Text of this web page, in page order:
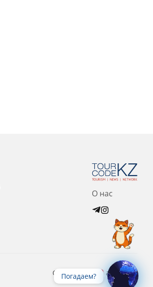
О нас
Created with at ZIZ Inc.
Погадаем?